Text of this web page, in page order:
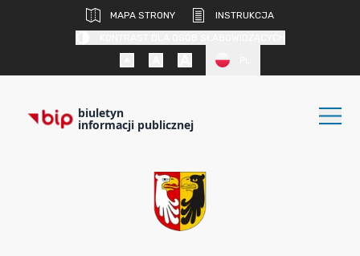
MAPA STRONY
INSTRUKCJA
biuletyn
informacji publicznej